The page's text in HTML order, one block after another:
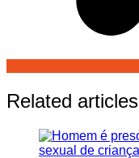
Related articles